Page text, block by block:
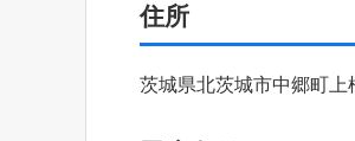
住所
茨城県北茨城市中郷町